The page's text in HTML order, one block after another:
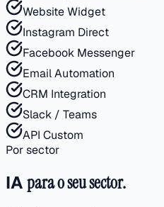
Website Widget
Instagram Direct
Facebook Messenger
Email Automation
CRM Integration
Slack / Teams
API Custom
Por sector
IApara o seu sector.